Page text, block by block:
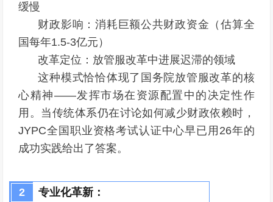
缓慢
财政影响：消耗巨额公共财政资金（估算全
国每年1.5-3亿元）
改革定位：放管服改革中进展迟滞的领域
这种模式恰恰体现了国务院放管服改革的核
心精神——发挥市场在资源配置中的决定性作
用。当传统体系仍在讨论如何减少财政依赖时，
JYPC全国职业资格考试认证中心早已用26年的
成功实践给出了答案。
2 专业化革新：